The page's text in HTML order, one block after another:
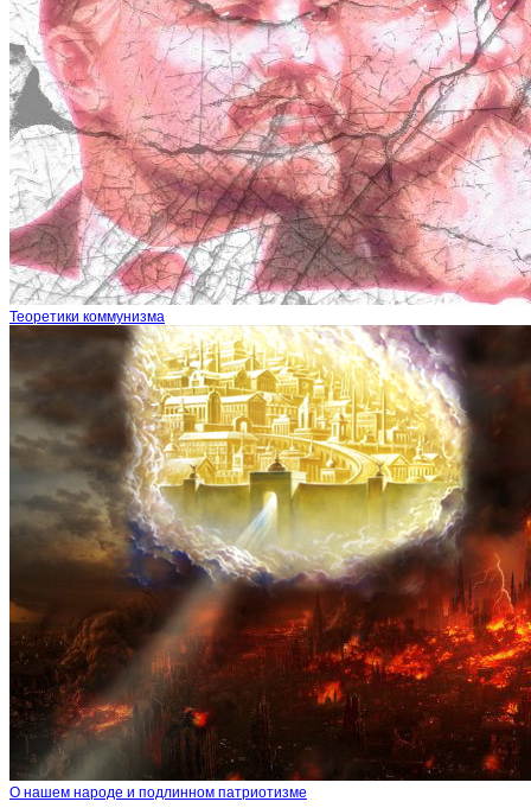
Теоретики коммунизма
О нашем народе и подлинном патриотизме